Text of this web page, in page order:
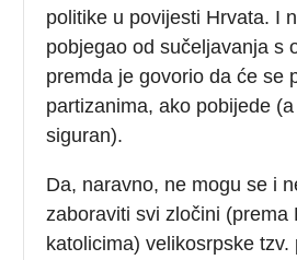
politike u povijesti Hrvata. I
pobjegao od sučeljavanja s
premda je govorio da će se
partizanima, ako pobijede
siguran).
Da, naravno, ne mogu se i
zaboraviti svi zločini (prema
katolicima) velikosrpske tzv.